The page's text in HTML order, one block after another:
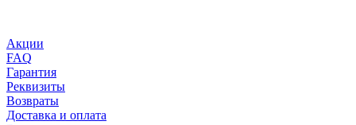
Акции
FAQ
Гарантия
Реквизиты
Возвраты
Доставка и оплата